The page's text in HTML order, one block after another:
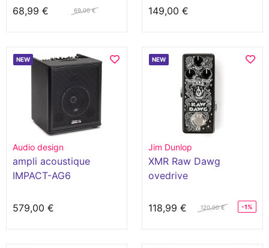
68,99 € 69,00 € 149,00 €
NEW
Audio design
ampli acoustique
IMPACT-AG6
579,00 €
NEW
Jim Dunlop
XMR Raw Dawg
ovedrive
118,99 € 120,00 € -1%